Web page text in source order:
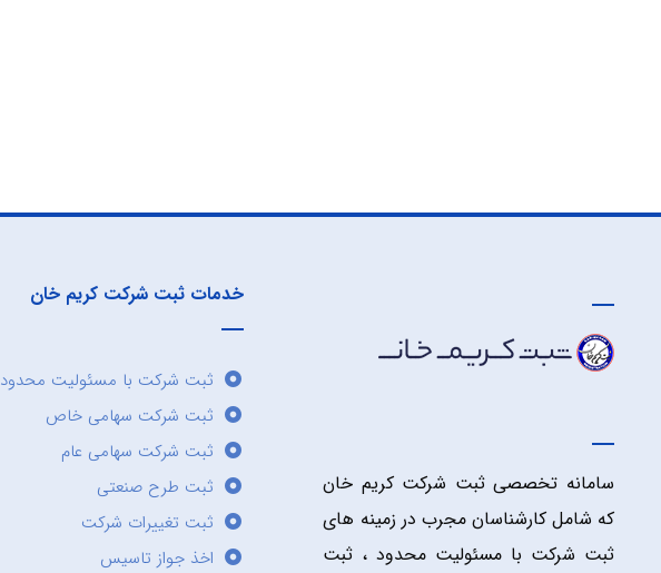
سامانه تخصصی ثبت شرکت کریم خان
که شامل کارشناسان مجرب در زمینه های
ثبت شرکت با مسئولیت محدود ، ثبت
خدمات ثبت شرکت کریم خان
ثبت شرکت با مسئولیت محدود
ثبت شرکت سهامی خاص
ثبت شرکت سهامی عام
ثبت طرح صنعتی
ثبت تغییرات شرکت
اخذ جواز تاسیس